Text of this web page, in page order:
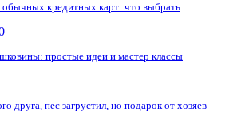
кредитных карт: что выбрать
простые идеи и мастер классы
друга, пес загрустил, но подарок от хозяев